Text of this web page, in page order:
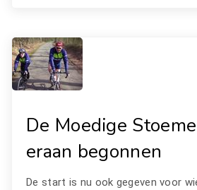
De Moedige
eraan begonnen
De start is nu ook gegeven voor